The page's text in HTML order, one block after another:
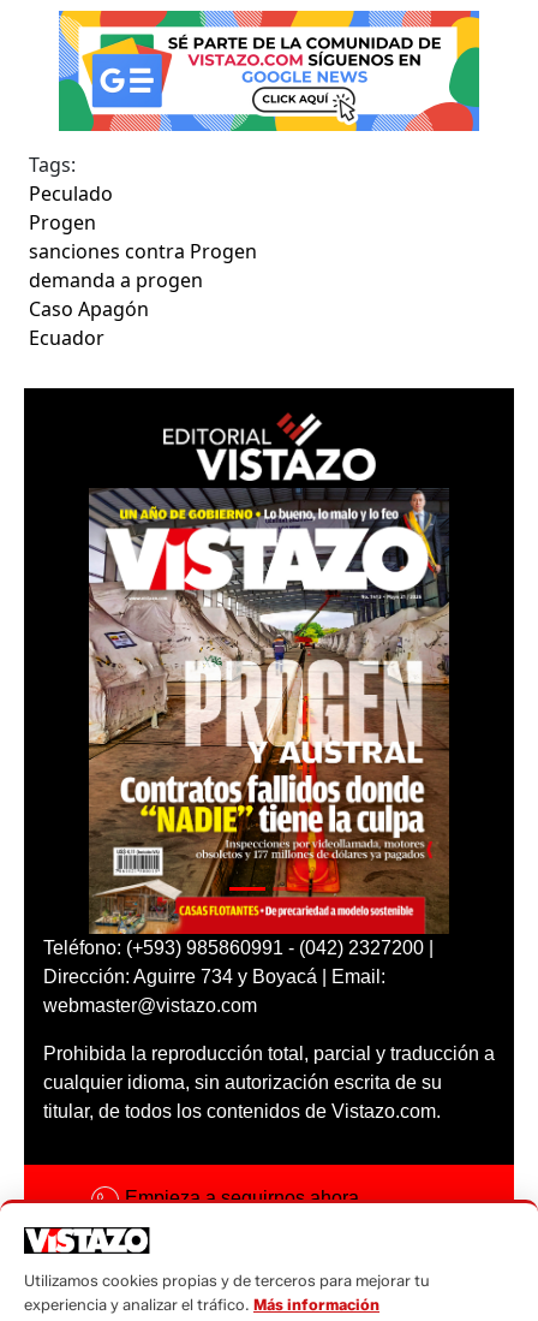
Tags:
Peculado
Progen
sanciones contra Progen
demanda a progen
Caso Apagón
Ecuador
Teléfono: (+593) 985860991 - (042) 2327200 |
Dirección: Aguirre 734 y Boyacá | Email:
webmaster@vistazo.com
Prohibida la reproducción total, parcial y traducción a
cualquier idioma, sin autorización escrita de su
titular, de todos los contenidos de Vistazo.com.
Empieza a seguirnos ahora
Código ética
Utilizamos cookies propias y de terceros para mejorar tu
experiencia y analizar el tráfico. Más información